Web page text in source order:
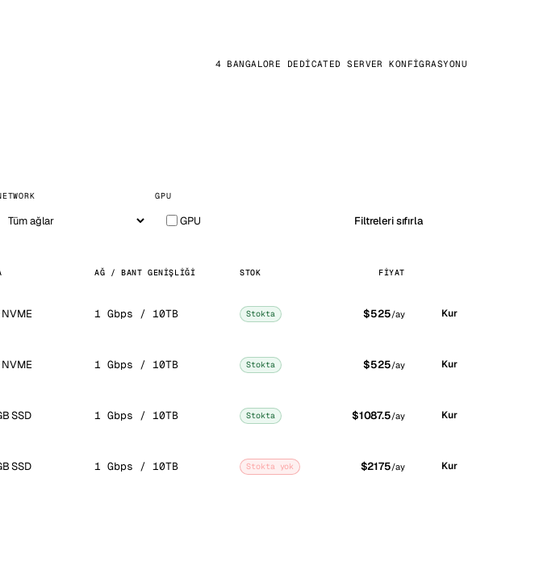
4 BANGALORE DEDICATED SERVER KONFIGRASYONU
GPU
GPU Filtreleri sıfırla
AĞ / BANT GENIŞLIĞI STOK FIYAT
NVME 1 Gbps / 10TB Stokta $525/ay Kur
NVME 1 Gbps / 10TB Stokta $525/ay Kur
SSD 1 Gbps / 10TB Stokta $1087.5/ay Kur
SSD 1 Gbps / 10TB Stokta yok $2175/ay Kur